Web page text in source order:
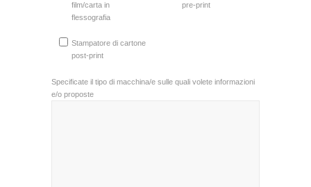
film/carta in
flessografia
pre-print
Stampatore di cartone
post-print
Specificate il tipo di macchina/e sulle quali volete informazioni
e/o proposte